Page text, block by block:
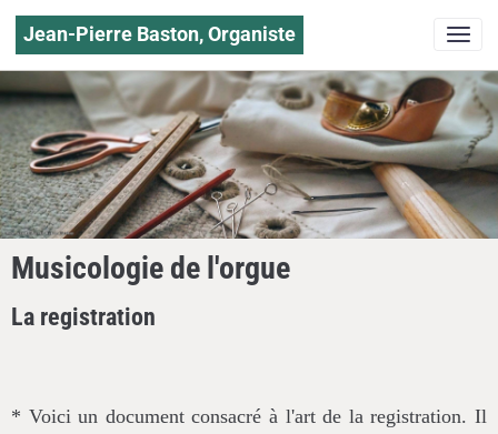
Jean-Pierre Baston, Organiste
Musicologie de l'orgue
La registration
* Voici un document consacré à l'art de la registration. Il